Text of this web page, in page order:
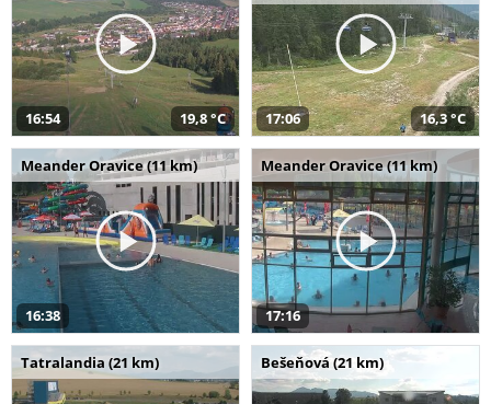
16:54 19,8 °C 17:06 16,3 °C
Meander Oravice (11 km)
16:38
Meander Oravice (11 km)
17:16
Tatralandia (21 km) Bešeňová (21 km)